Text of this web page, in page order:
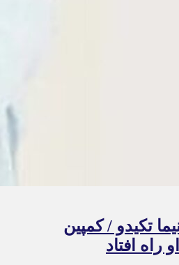
تکیدو / کمپین
راه افتاد